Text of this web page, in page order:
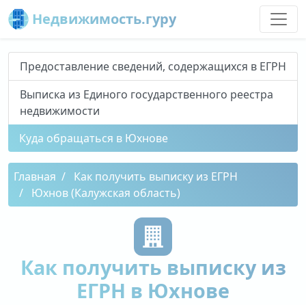
Недвижимость.гуру
Предоставление сведений, содержащихся в ЕГРН
Выписка из Единого государственного реестра
недвижимости
Куда обращаться в Юхнове
Главная
Как получить выписку из ЕГРН
Юхнов (Калужская область)
Как получить выписку из
ЕГРН в Юхнове